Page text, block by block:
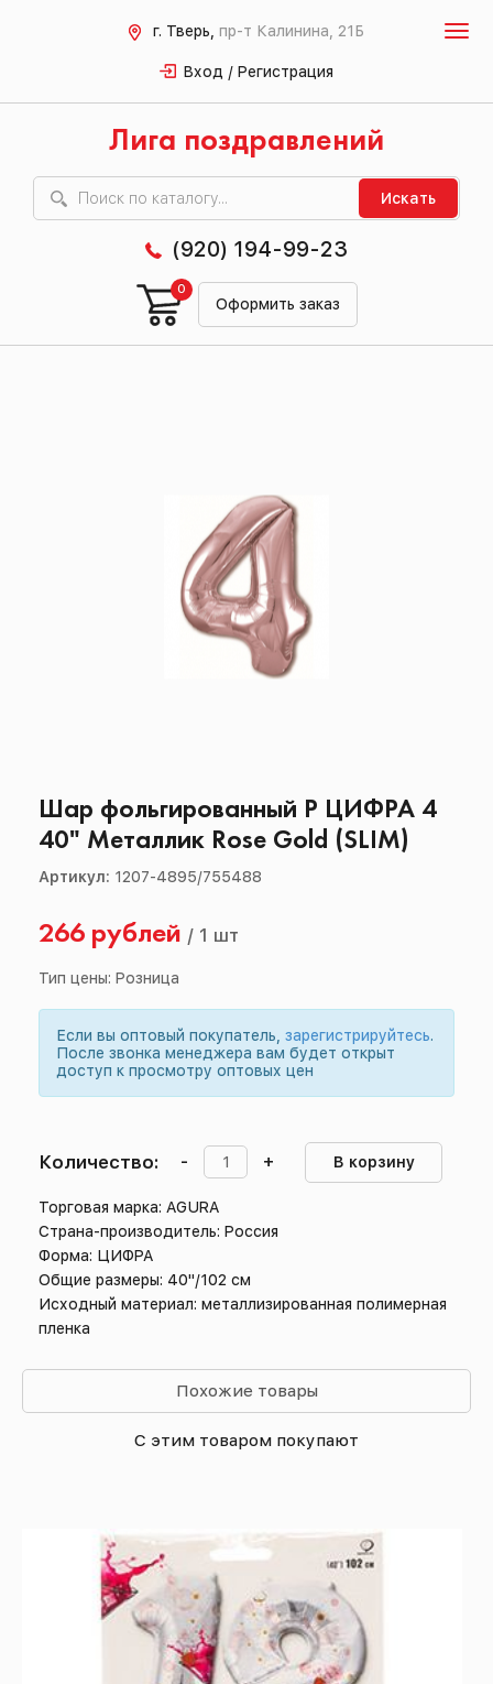
г. Тверь, пр-т Калинина, 21Б
Вход / Регистрация
Лига поздравлений
Искать
(920) 194-99-23
Оформить заказ
0
Шар фольгированный Р ЦИФРА 4
40" Металлик Rose Gold (SLIM)
Артикул: 1207-4895/755488
266 рублей / 1 шт
Тип цены: Розница
Если вы оптовый покупатель, зарегистрируйтесь.
После звонка менеджера вам будет открыт
доступ к просмотру оптовых цен
Количество: - + В корзину
Торговая марка: AGURA
Страна-производитель: Россия
Форма: ЦИФРА
Общие размеры: 40"/102 см
Исходный материал: металлизированная полимерная
пленка
Похожие товары
С этим товаром покупают